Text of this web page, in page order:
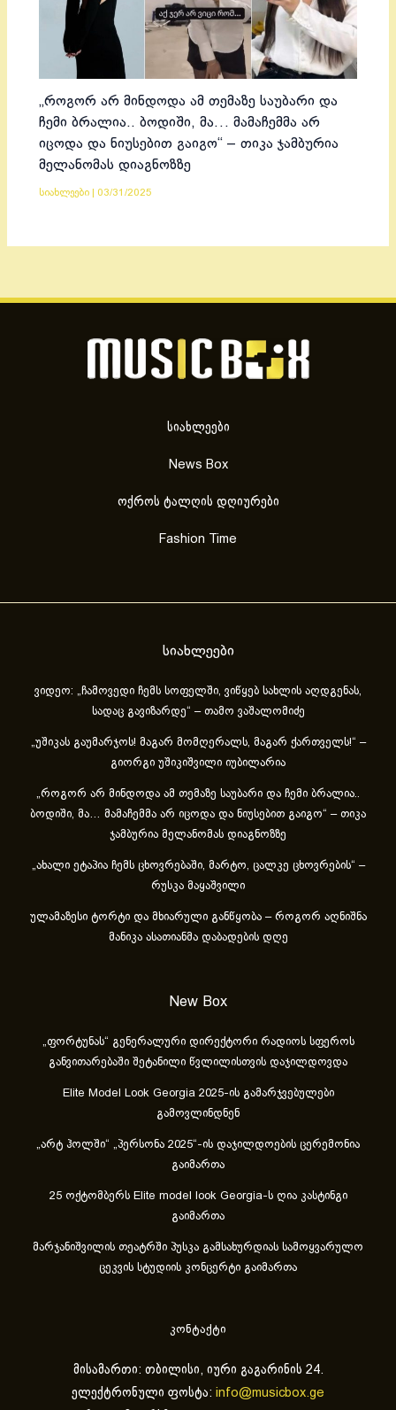
„როგორ არ მინდოდა ამ თემაზე საუბარი და
ჩემი ბრალია.. ბოდიში, მა… მამაჩემმა არ
იცოდა და ნიუსებით გაიგო“ – თიკა ჯამბურია
მელანომას დიაგნოზზე
სიახლეები 03/31/2025
სიახლეები
News Box
ოქროს ტალღის დღიურები
Fashion Time
სიახლეები
ვიდეო: „ჩამოვედი ჩემს სოფელში, ვიწყებ სახლის აღდგენას,
სადაც გავიზარდე“ – თამო ვაშალომიძე
„უშიკას გაუმარჯოს! მაგარ მომღერალს, მაგარ ქართველს!“ –
გიორგი უშიკიშვილი იუბილარია
„როგორ არ მინდოდა ამ თემაზე საუბარი და ჩემი ბრალია..
ბოდიში, მა… მამაჩემმა არ იცოდა და ნიუსებით გაიგო“ – თიკა
ჯამბურია მელანომას დიაგნოზზე
„ახა­ლი ეტა­პია ჩემს ცხოვ­რე­ბა­ში, მარ­ტო, ცალ­კე ცხოვ­რე­ბის“ –
რუსკა მაყაშვილი
ულამაზესი ტორტი და მხიარული განწყობა – როგორ აღნიშნა
მანიკა ასათიანმა დაბადების დღე
New Box
„ფორტუნას“ გენერალური დირექტორი რადიოს სფეროს
განვითარებაში შეტანილი წვლილისთვის დაჯილდოვდა
Elite Model Look Georgia 2025-ის გამარჯვებულები
გამოვლინდნენ
„არტ ჰოლში“ „პერსონა 2025“-ის დაჯილდოების ცერემონია
გაიმართა
25 ოქტომბერს Elite model look Georgia-ს ღია კასტინგი
გაიმართა
მარჯანიშვილის თეატრში პუსკა გამსახურდიას სამოყვარულო
ცეკვის სტუდიის კონცერტი გაიმართა
კონტაქტი
მისამართი: თბილისი, იური გაგარინის 24.
ელექტრონული ფოსტა: info@musicbox.ge